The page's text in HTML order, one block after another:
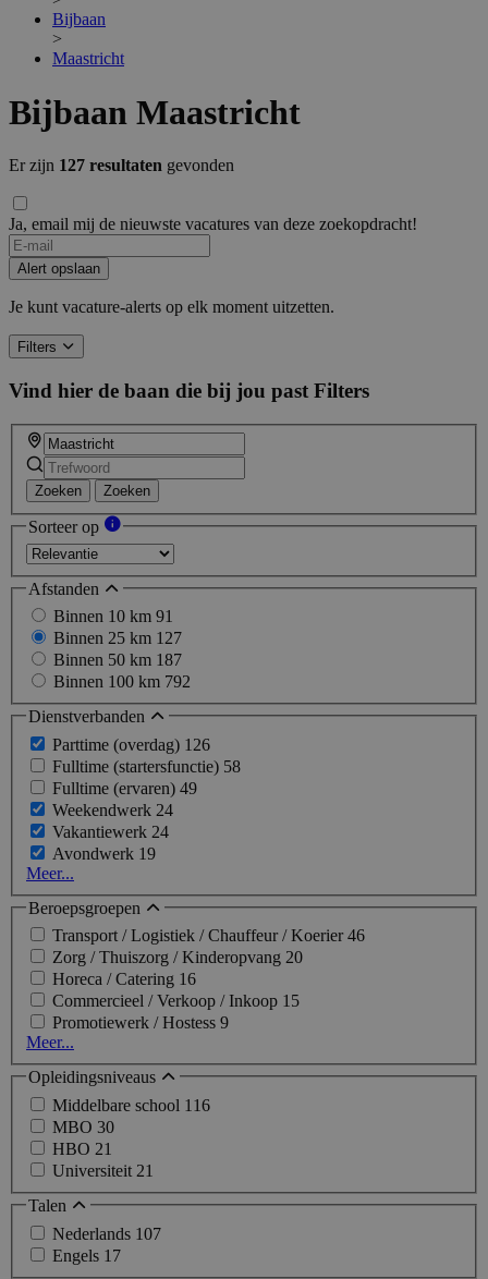
Bijbaan
>
Maastricht
Bijbaan Maastricht
Er zijn 127 resultaten gevonden
Ja, email mij de nieuwste vacatures van deze zoekopdracht!
Alert opslaan
Je kunt vacature-alerts op elk moment uitzetten.
Filters
Vind hier de baan die bij jou past Filters
Zoeken Zoeken
Sorteer op
Afstanden
Binnen 10 km 91
Binnen 25 km 127
Binnen 50 km 187
Binnen 100 km 792
Dienstverbanden
Parttime (overdag) 126
Fulltime (startersfunctie) 58
Fulltime (ervaren) 49
Weekendwerk 24
Vakantiewerk 24
Avondwerk 19
Meer...
Beroepsgroepen
Transport / Logistiek / Chauffeur / Koerier46
Zorg / Thuiszorg / Kinderopvang 20
Horeca / Catering 16
Commercieel / Verkoop / Inkoop 15
Promotiewerk / Hostess 9
Meer...
Opleidingsniveaus
Middelbare school 116
MBO 30
HBO 21
Universiteit 21
Talen
Nederlands 107
Engels 17